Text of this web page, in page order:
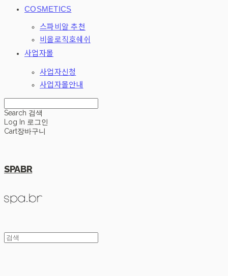
COSMETICS
스파비알 추천
비올로직호쉐쉬
사업자몰
사업자신청
사업자몰안내
Search 검색
Log In 로그인
Cart장바구니
SPABR